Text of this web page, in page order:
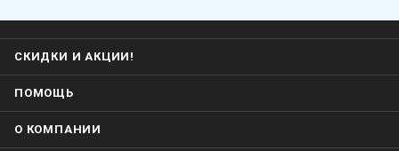
СКИДКИ И АКЦИИ!
ПОМОЩЬ
О КОМПАНИИ